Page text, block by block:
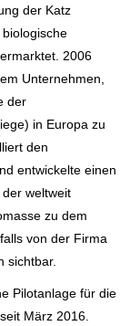
der Katz
2006
Unternehmen,
der
in Europa zu
den
entwickelte einen
weltweit
zu dem
von der Firma
sichtbar.
Pilotanlage für die
März 2016.